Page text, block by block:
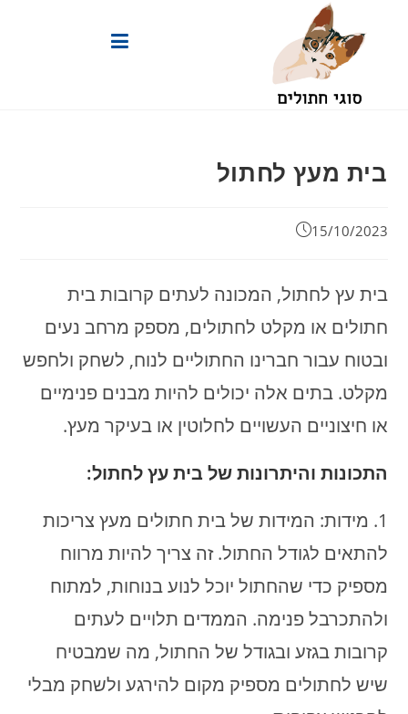
בית מעץ לחתול
פורסם:
15/10/2023
בית עץ לחתול, המכונה לעתים קרובות בית
חתולים או מקלט לחתולים, מספק מרחב נעים
ובטוח עבור חברינו החתוליים לנוח, לשחק ולחפש
מקלט. בתים אלה יכולים להיות מבנים פנימיים
או חיצוניים העשויים לחלוטין או בעיקר מעץ.
התכונות והיתרונות של בית עץ לחתול:
1. מידות: המידות של בית חתולים מעץ צריכות
להתאים לגודל החתול. זה צריך להיות מרווח
מספיק כדי שהחתול יוכל לנוע בנוחות, למתוח
ולהתכרבל פנימה. הממדים תלויים לעתים
קרובות בגזע ובגודל של החתול, מה שמבטיח
שיש לחתולים מספיק מקום להירגע ולשחק מבלי